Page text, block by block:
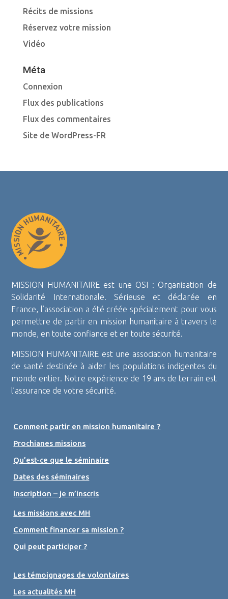
Récits de missions
Réservez votre mission
Vidéo
Méta
Connexion
Flux des publications
Flux des commentaires
Site de WordPress-FR
MISSION HUMANITAIRE est une OSI : Organisation de
Solidarité Internationale. Sérieuse et déclarée en
France, l’association a été créée spécialement pour vous
permettre de partir en mission humanitaire à travers le
monde, en toute confiance et en toute sécurité.
MISSION HUMANITAIRE est une association humanitaire
de santé destinée à aider les populations indigentes du
monde entier. Notre expérience de 19 ans de terrain est
l’assurance de votre sécurité.
Comment partir en mission humanitaire ?
Prochianes missions
Qu’est-ce que le séminaire
Dates des séminaires
Inscription – je m’inscris
Les missions avec MH
Comment financer sa mission ?
Qui peut participer ?
Les témoignages de volontaires
Les actualités MH